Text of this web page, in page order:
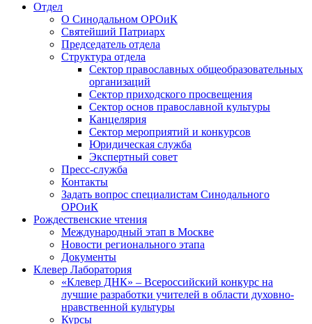
Отдел
О Синодальном ОРОиК
Святейший Патриарх
Председатель отдела
Структура отдела
Сектор православных общеобразовательных
организаций
Сектор приходского просвещения
Сектор основ православной культуры
Канцелярия
Сектор мероприятий и конкурсов
Юридическая служба
Экспертный совет
Пресс-служба
Контакты
Задать вопрос специалистам Синодального
ОРОиК
Рождественские чтения
Международный этап в Москве
Новости регионального этапа
Документы
Клевер Лаборатория
«Клевер ДНК» – Всероссийский конкурс на
лучшие разработки учителей в области духовно-
нравственной культуры
Курсы